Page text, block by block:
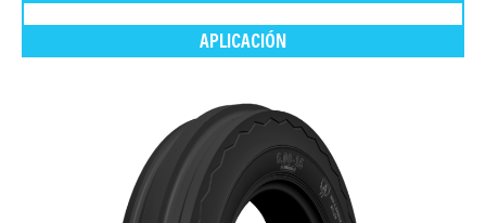
APLICACIÓN